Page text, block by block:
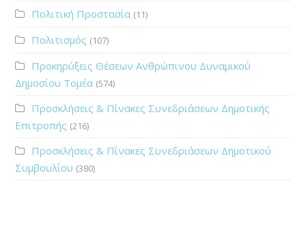
Πολιτική Προστασία (11)
Πολιτισμός (107)
Προκηρύξεις Θέσεων Ανθρώπινου Δυναμικού
Δημοσίου Τομέα (574)
Προσκλήσεις & Πίνακες Συνεδριάσεων Δημοτικής
Επιτροπής (216)
Προσκλήσεις & Πίνακες Συνεδριάσεων Δημοτικού
Συμβουλίου (380)